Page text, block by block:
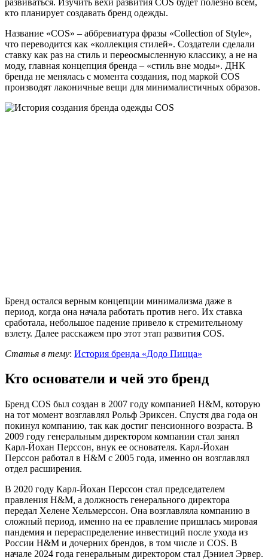
развиваться. Изучить вехи развития COS будет полезно всем,
кто планирует создавать бренд одежды.
Название «COS» – аббревиатура фразы «Collection of Style»,
что переводится как «коллекция стилей». Создатели сделали
ставку как раз на стиль и переосмысленную классику, а не на
моду, главная концепция бренда – «стиль вне моды». ДНК
бренда не менялась с момента создания, под маркой COS
производят лаконичные вещи для минималистичных образов.
Бренд остался верным концепции минимализма даже в
период, когда она начала работать против него. Их ставка
сработала, небольшое падение привело к стремительному
взлету. Далее расскажем про этот этап развития COS.
Статья в тему: История бренда «Додо Пицца»
Кто основатели и чей это бренд
Бренд COS был создан в 2007 году компанией H&M, которую
на тот момент возглавлял Рольф Эриксен. Спустя два года он
покинул компанию, так как достиг пенсионного возраста. В
2009 году генеральным директором компании стал занял
Карл-Йохан Перссон, внук ее основателя. Карл-Йохан
Перссон работал в H&M с 2005 года, именно он возглавлял
отдел расширения.
В 2020 году Карл-Йохан Перссон стал председателем
правления H&M, а должность генерального директора
передал Хелене Хельмерссон. Она возглавляла компанию в
сложный период, именно на ее правление пришлась мировая
пандемия и перераспределение инвестиций после ухода из
России H&M и дочерних брендов, в том числе и COS. В
начале 2024 года генеральным директором стал Дэниел Эрвер.